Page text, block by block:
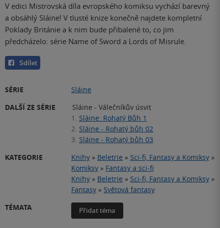
V edici Mistrovská díla evropského komiksu vychází barevný
a obsáhlý Sláine! V tlusté knize konečně najdete kompletní
Poklady Británie a k nim bude přibalené to, co jim
předcházelo: série Name of Sword a Lords of Misrule.
Sdílet
SÉRIE
Sláine
DALŠÍ ZE SÉRIE
Sláine - Válečníkův úsvit
1. Sláine: Rohatý Bůh 1
2. Sláine - Rohatý bůh 02
3. Sláine - Rohatý bůh 03
KATEGORIE
Knihy » Beletrie » Sci-fi, Fantasy a Komiksy »
Komiksy » Fantasy a sci-fi
Knihy » Beletrie » Sci-fi, Fantasy a Komiksy »
Fantasy » Světová fantasy
TÉMATA
Přidat téma